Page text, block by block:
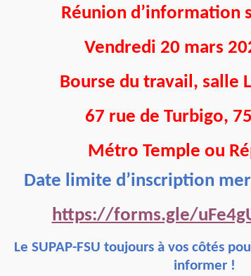
Réunion d’information
Vendredi 20 mars
Bourse du travail, salle
67 rue de Turbigo,
Métro Temple ou
Date limite d’inscription
https://forms.gle/
Le SUPAP-FSU toujours à vos côtés
informer !